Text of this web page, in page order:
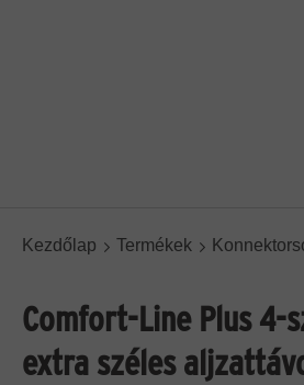
Kezdőlap Termékek
Comfort-Line Plus 4-
extra széles